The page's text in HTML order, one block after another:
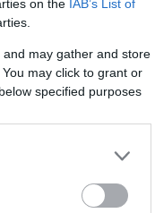
on the IAB’s List of
may gather and store
may click to grant or
specified purposes
ΔΕΘ 2026:
ελεύθεροι